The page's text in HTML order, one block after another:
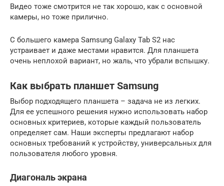
Видео тоже смотрится не так хорошо, как с основной
камеры, но тоже прилично.
С большего камера Samsung Galaxy Tab S2 нас
устраивает и даже местами нравится. Для планшета
очень неплохой вариант, но жаль, что убрали вспышку.
Как выбрать планшет Samsung
Выбор подходящего планшета – задача не из легких.
Для ее успешного решения нужно использовать набор
основных критериев, которые каждый пользователь
определяет сам. Наши эксперты предлагают набор
основных требований к устройству, универсальных для
пользователя любого уровня.
Диагональ экрана